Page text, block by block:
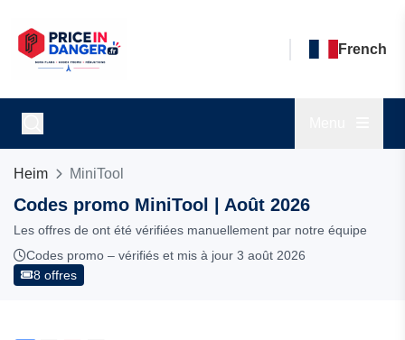
French
Heim MiniTool
Codes promo MiniTool | Août 2026
Les offres de ont été vérifiées manuellement par notre équipe
Codes promo – vérifiés et mis à jour 3 août 2026
8 offres